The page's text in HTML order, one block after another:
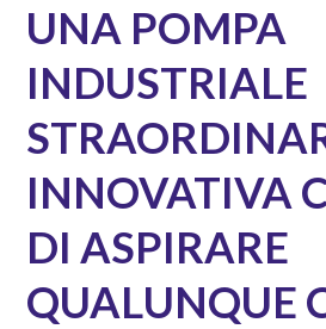
UNA POMPA
INDUSTRIALE
INNOVATIVA
DI ASPIRARE
QUALUNQUE